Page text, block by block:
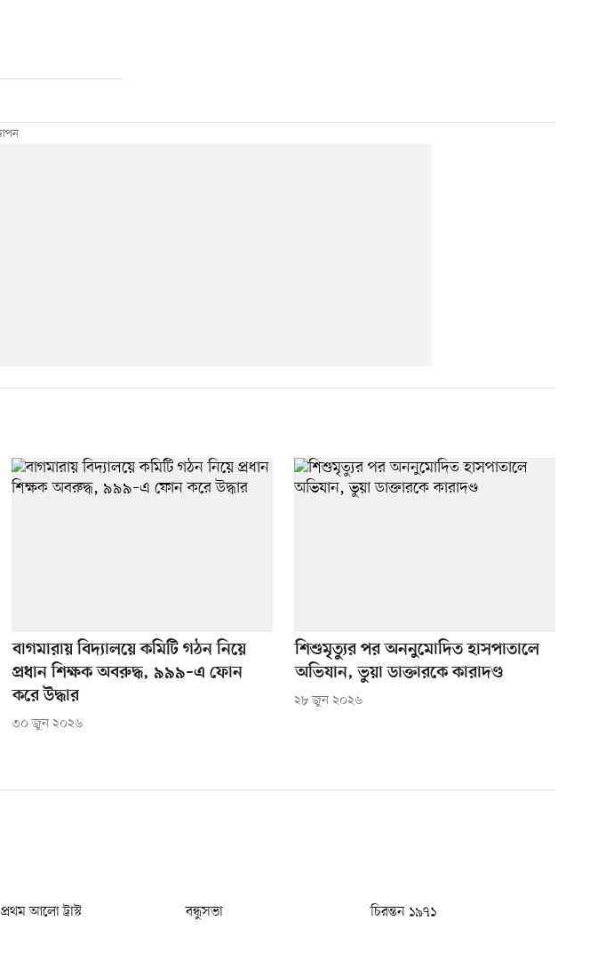
বাগমারায় বিদ্যালয়ে কমিটি গঠন নিয়ে
প্রধান শিক্ষক অবরুদ্ধ, ৯৯৯–এ ফোন
করে উদ্ধার
৩০ জুন ২০২৬
শিশুমৃত্যুর পর অননুমোদিত হাসপাতালে
অভিযান, ভুয়া ডাক্তারকে কারাদণ্ড
২৮ জুন ২০২৬
প্রথম আলো ট্রাস্ট বন্ধুসভা
চিরন্তন ১৯৭১